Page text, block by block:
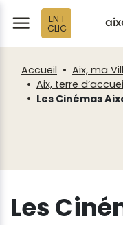
EN 1
CLIC
Accueil Aix, ma
Aix, terre
Les Cinémas
Les
Fenêtre
de
chat
Panneau de gestion